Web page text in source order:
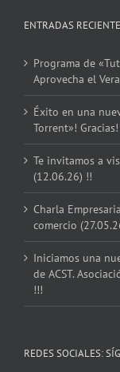
ENTRADAS
Programa de
Aprovecha el
Éxito en una
Torrent»! Gracias!
Te invitamos a
(12.06.26) !!
Charla
comercio
Iniciamos una
de ACST.
!!!
REDES SOCIALES: